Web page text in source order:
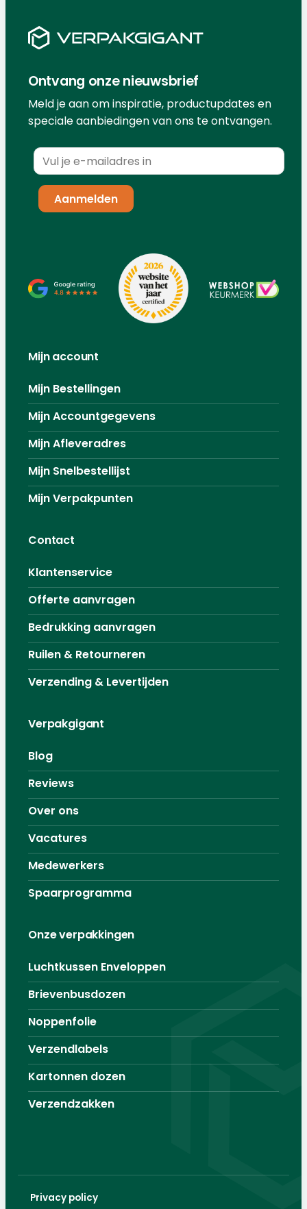
Ontvang onze nieuwsbrief
Meld je aan om inspiratie, productupdates en
speciale aanbiedingen van ons te ontvangen.
Mijn account
Mijn Bestellingen
Mijn Accountgegevens
Mijn Afleveradres
Mijn Snelbestellijst
Mijn Verpakpunten
Contact
Klantenservice
Offerte aanvragen
Bedrukking aanvragen
Ruilen & Retourneren
Verzending & Levertijden
Verpakgigant
Blog
Reviews
Over ons
Vacatures
Medewerkers
Spaarprogramma
Onze verpakkingen
Luchtkussen Enveloppen
Brievenbusdozen
Noppenfolie
Verzendlabels
Kartonnen dozen
Verzendzakken
Privacy policy